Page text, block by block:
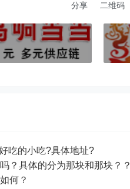
分享 二维码
吃的小吃?具体地址?
？具体的分为那块和那块？？
何？